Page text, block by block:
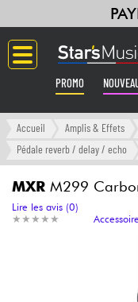
PROMO
Langue
Amplis & Effets
Claviers &
Synthés &
Accueil Amplis & Effets
Pédale reverb / delay / echo
MXR M299
★ ★ ★ ★ ★
★ ★ ★ ★ ★
Lire les avis (0)